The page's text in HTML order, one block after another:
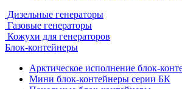
Дизельные генераторы
Газовые генераторы
Кожухи для генераторов
Блок-контейнеры
Арктическое исполнение блок-
Мини блок-контейнеры серии БК